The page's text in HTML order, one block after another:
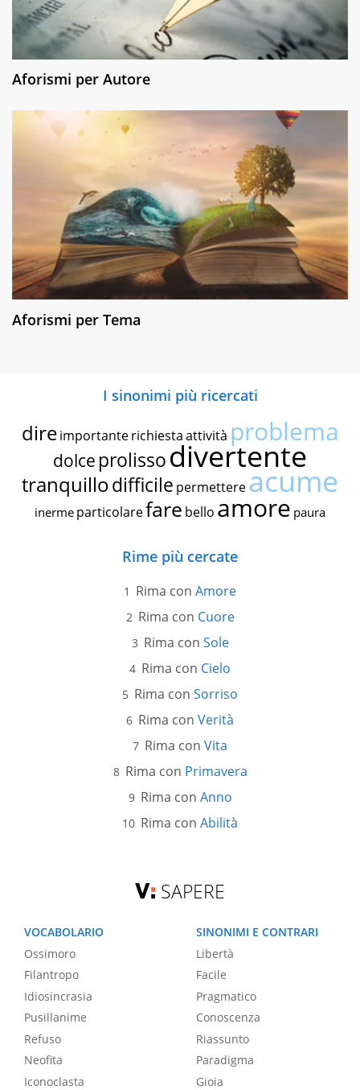
Aforismi per Autore
Aforismi per Tema
I sinonimi più ricercati
dire importante richiestaattività problema
dolce prolissodivertente
tranquillodifficile permettereacume
inerme particolarefare bello amore paura
Rime più cercate
Rima con Amore
Rima con Cuore
Rima con Sole
Rima con Cielo
Rima con Sorriso
Rima con Verità
Rima con Vita
Rima con Primavera
Rima con Anno
Rima con Abilità
SAPERE
VOCABOLARIO
Ossimoro
Filantropo
Idiosincrasia
Pusillanime
Refuso
Neofita
Iconoclasta
SINONIMI E CONTRARI
Libertà
Facile
Pragmatico
Conoscenza
Riassunto
Paradigma
Gioia